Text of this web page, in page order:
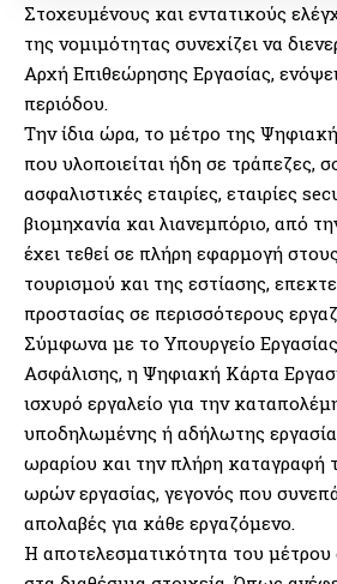
Στοχευμένους και εντατικούς
της νομιμότητας συνεχίζει να
Αρχή Επιθεώρησης Εργασίας,
περιόδου.
Την ίδια ώρα, το μέτρο της
που υλοποιείται ήδη σε τράπεζες,
ασφαλιστικές εταιρίες, εταιρίες
βιομηχανία και λιανεμπόριο, από
έχει τεθεί σε πλήρη εφαρμογή
τουρισμού και της εστίασης,
προστασίας σε περισσότερους
Σύμφωνα με το Υπουργείο
Ασφάλισης, η Ψηφιακή Κάρτα
ισχυρό εργαλείο για την
υποδηλωμένης ή αδήλωτης
ωραρίου και την πλήρη καταγραφή
ωρών εργασίας, γεγονός που
απολαβές για κάθε εργαζόμενο.
Η αποτελεσματικότητα του